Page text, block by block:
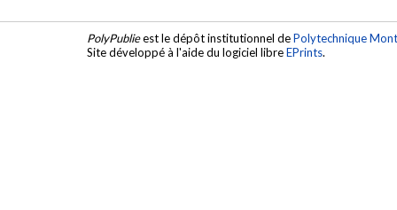
PolyPublieest le dépôt institutionnel dePolytechnique
Site développé à l'aide du logiciel libreEPrints.